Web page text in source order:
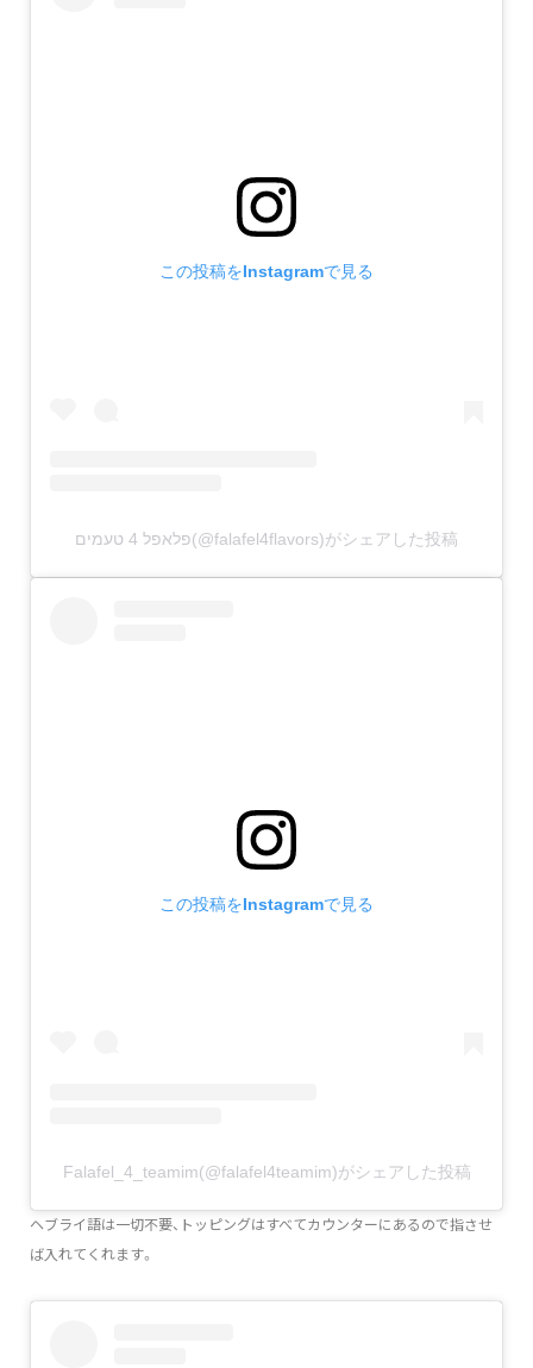
この投稿をInstagramで見る
פלאפל 4 טעמים(@falafel4flavors)がシェアした投稿
この投稿をInstagramで見る
Falafel_4_teamim(@falafel4teamim)がシェアした投稿
ヘブライ語は一切不要、トッピングはすべてカウンターにあるので指させ
ば入れてくれます。